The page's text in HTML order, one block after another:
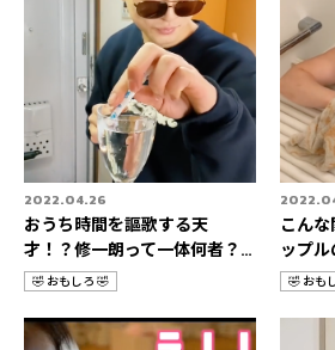
2022.04.26
おうち時間を謳歌する天
才！？修一朗って一体何者？
👀✨
カ
テ
ゴ
🤣 おもしろ 🤣
こん
ップ
カ
テ
🤣 おも